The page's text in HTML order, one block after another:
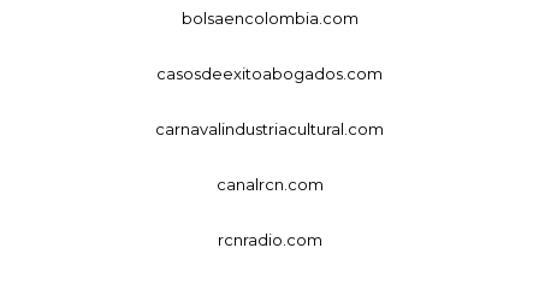
bolsaencolombia.com
casosdeexitoabogados.com
carnavalindustriacultural.com
canalrcn.com
rcnradio.com